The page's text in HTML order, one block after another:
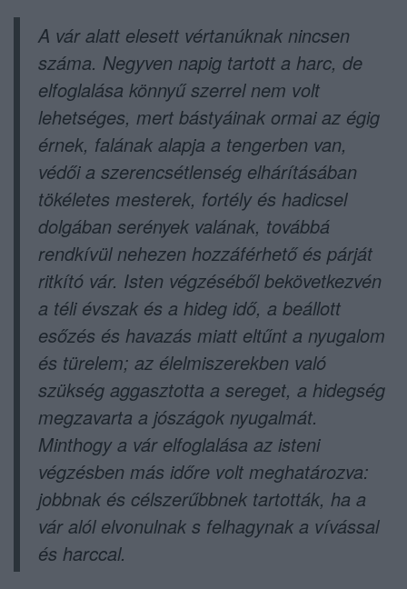
A vár alatt elesett vértanúknak nincsen
száma. Negyven napig tartott a harc, de
elfoglalása könnyű szerrel nem volt
lehetséges, mert bástyáinak ormai az égig
érnek, falának alapja a tengerben van,
védői a szerencsétlenség elhárításában
tökéletes mesterek, fortély és hadicsel
dolgában serények valának, továbbá
rendkívül nehezen hozzáférhető és párját
ritkító vár. Isten végzéséből bekövetkezvén
a téli évszak és a hideg idő, a beállott
esőzés és havazás miatt eltűnt a nyugalom
és türelem; az élelmiszerekben való
szükség aggasztotta a sereget, a hidegség
megzavarta a jószágok nyugalmát.
Minthogy a vár elfoglalása az isteni
végzésben más időre volt meghatározva:
jobbnak és célszerűbbnek tartották, ha a
vár alól elvonulnak s felhagynak a vívással
és harccal.